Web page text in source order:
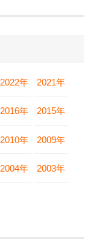
2022年 2021年
2016年 2015年
2010年 2009年
2004年 2003年